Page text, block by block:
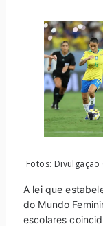
Fotos: Divulgação
A lei que
do Mundo
escolares